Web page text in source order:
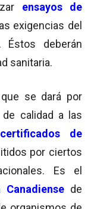
ensayos de
exigencias del
. Éstos deberán
sanitaria.
se dará por
calidad a las
de
por ciertos
Es el
Canadiensede